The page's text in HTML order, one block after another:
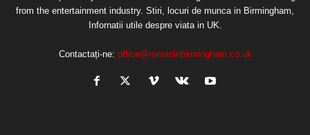
from the entertainment industry. Stiri, locuri de munca in Birmingham,
Infornatii utile despre viata in UK.
Contactați-ne: office@romaninbirmingham.co.uk